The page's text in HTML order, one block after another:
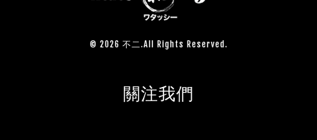
© 2026 不二.All Rights Reserved.
關注我們